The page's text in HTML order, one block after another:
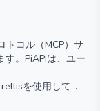
トコル（MCP）サ
す。PiAPIは、ユー
を使用してメ